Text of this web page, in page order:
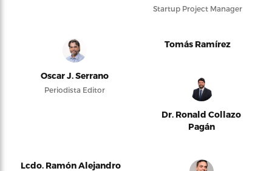
Startup Project Manager
Oscar J. Serrano
Periodista Editor
Tomás Ramírez
Dr. Ronald Collazo
Pagán
Lcdo. Ramón Alejandro